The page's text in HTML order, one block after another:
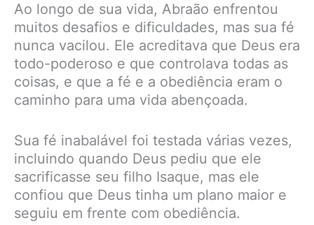
Ao longo de sua vida, Abraão enfrentou
muitos desafios e dificuldades, mas sua fé
nunca vacilou. Ele acreditava que Deus era
todo-poderoso e que controlava todas as
coisas, e que a fé e a obediência eram o
caminho para uma vida abençoada.
Sua fé inabalável foi testada várias vezes,
incluindo quando Deus pediu que ele
sacrificasse seu filho Isaque, mas ele
confiou que Deus tinha um plano maior e
seguiu em frente com obediência.